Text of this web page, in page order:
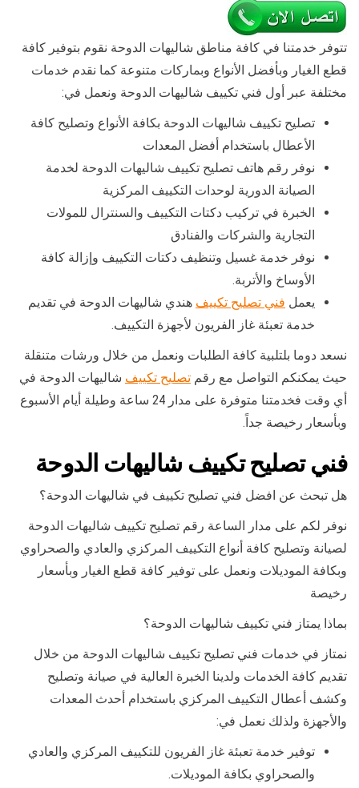
تتوفر خدمتنا في كافة مناطق شاليهات الدوحة نقوم بتوفير كافة
قطع الغيار وبأفضل الأنواع وبماركات متنوعة كما نقدم خدمات
مختلفة عبر أول فني تكييف شاليهات الدوحة ونعمل في:
تصليح تكييف شاليهات الدوحة بكافة الأنواع وتصليح كافة
الأعطال باستخدام أفضل المعدات
نوفر رقم هاتف تصليح تكييف شاليهات الدوحة لخدمة
الصيانة الدورية لوحدات التكييف المركزية
الخبرة في تركيب دكتات التكييف والسنترال للمولات
التجارية والشركات والفنادق
نوفر خدمة غسيل وتنظيف دكتات التكييف وإزالة كافة
الأوساخ والأتربة.
يعمل فني تصليح تكييف هندي شاليهات الدوحة في تقديم
خدمة تعبئة غاز الفريون لأجهزة التكييف.
نسعد دوما بلتلبية كافة الطلبات ونعمل من خلال ورشات متنقلة
حيث يمكنكم التواصل مع رقم تصليح تكييف شاليهات الدوحة في
أي وقت فخدمتنا متوفرة على مدار 24 ساعة وطيلة أيام الأسبوع
وبأسعار رخيصة جداً.
فني تصليح تكييف شاليهات الدوحة
هل تبحث عن افضل فني تصليح تكييف في شاليهات الدوحة؟
نوفر لكم على مدار الساعة رقم تصليح تكييف شاليهات الدوحة
لصيانة وتصليح كافة أنواع التكييف المركزي والعادي والصحراوي
وبكافة الموديلات ونعمل على توفير كافة قطع الغيار وبأسعار
رخيصة
بماذا يمتاز فني تكييف شاليهات الدوحة؟
نمتاز في خدمات فني تصليح تكييف شاليهات الدوحة من خلال
تقديم كافة الخدمات ولدينا الخبرة العالية في صيانة وتصليح
وكشف أعطال التكييف المركزي باستخدام أحدث المعدات
والأجهزة ولذلك نعمل في:
توفير خدمة تعبئة غاز الفريون للتكييف المركزي والعادي
والصحراوي بكافة الموديلات.